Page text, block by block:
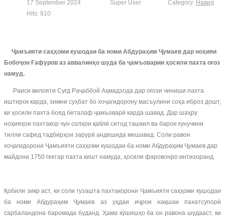
17 September 2024 Super User Category: Навид
Hits: 810
Ҷамъияти саҳҳоми кушодаи ба номи Абдураҳим Ҷумаев дар ноҳияи
Бобоҷон Ғафуров аз аввалинҳо шуда ба ҷамъоварии ҳосили пахта оғоз
намуд.
Раиси вилояти Суғд Раҷаббой Аҳмадзода дар оғози чиниши пахта
иштирок карда, зимни суҳбат бо хоҷагидорону масъулини соҳа иброз дошт,
ки ҳосили пахта бояд беталаф ҷамъоварӣ карда шавад. Дар шаҳру
ноҳияҳои пахтакор чун солҳои қаблӣ ситод ташкил ва барои ғунучини
тилли сафед тадбирҳои зарурӣ андешида мешавад. Соли равон
хоҷагидорони Ҷамъияти саҳҳоми кушодаи ба номи Абдураҳим Ҷумаев дар
майдони 1750 гектар пахта кишт намуда, ҳосили фаровонро интизоранд.
Қобили зикр аст, ки соли гузашта пахтакорони Ҷамъияти саҳҳоми кушодаи
ба номи Абдураҳим Ҷумаев аз уҳдаи иҷрои нақшаи пахатсупорӣ
сарбаландона баромада буданд. Ҳама кӯшишҳо ба он равона шудааст, ки